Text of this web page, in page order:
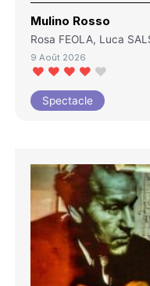
Mulino Rosso
Rosa FEOLA, Luca
9 Août 2026
Spectacle